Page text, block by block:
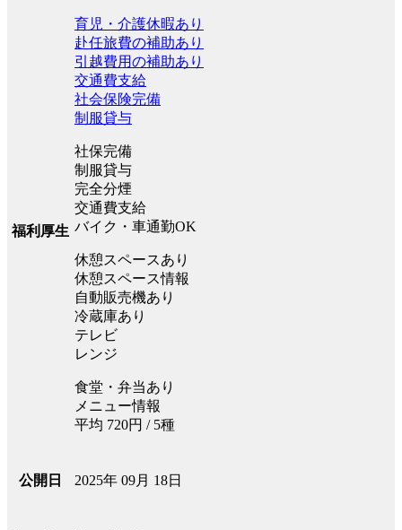
福利厚生
育児・介護休暇あり
赴任旅費の補助あり
引越費用の補助あり
交通費支給
社会保険完備
制服貸与
社保完備
制服貸与
完全分煙
交通費支給
バイク・車通勤OK
休憩スペースあり
休憩スペース情報
自動販売機あり
冷蔵庫あり
テレビ
レンジ
食堂・弁当あり
メニュー情報
平均 720円 / 5種
公開日 2025年 09月 18日